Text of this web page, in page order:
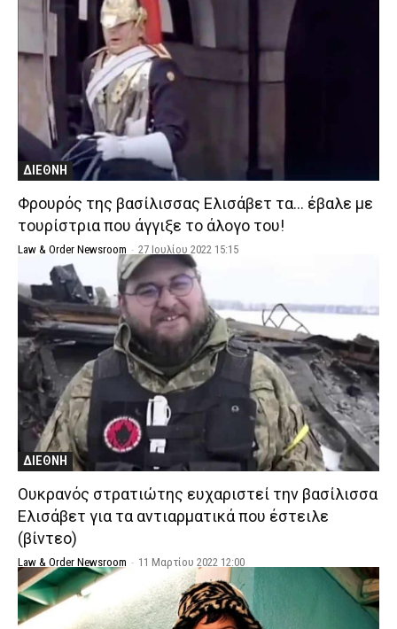
ΔΙΕΘΝΗ
Φρουρός της βασίλισσας Ελισάβετ τα… έβαλε με
τουρίστρια που άγγιξε το άλογο του!
Law & Order Newsroom - 27 Ιουλίου 2022 15:15
ΔΙΕΘΝΗ
Ουκρανός στρατιώτης ευχαριστεί την βασίλισσα
Ελισάβετ για τα αντιαρματικά που έστειλε
(βίντεο)
Law & Order Newsroom - 11 Μαρτίου 2022 12:00